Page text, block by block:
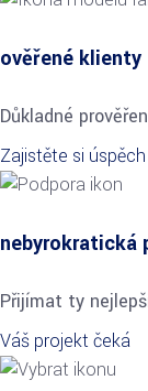
ověřené klienty
Důkladné
Zajistěte si úspěch
nebyrokratická
Přijímat ty
Váš projekt čeká